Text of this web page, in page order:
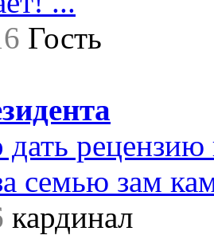
Гость
семью зам
кардинал